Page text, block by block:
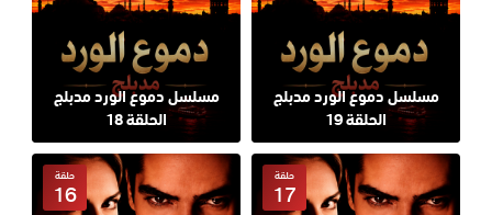
مسلسل دموع الورد مدبلج
الحلقة 19
مسلسل دموع الورد مدبلج
الحلقة 18
حلقة
17
حلقة
16